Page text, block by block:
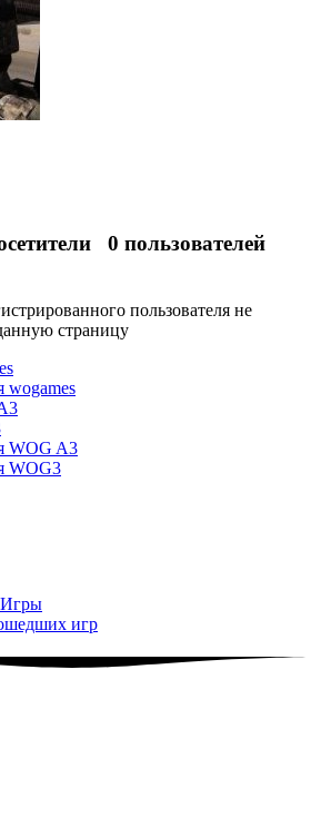
0 пользователей
пользователя не
страницу
wogames
WOG A3
WOG3
игр